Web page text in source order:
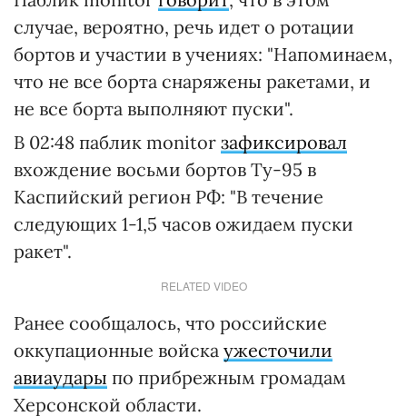
случае, вероятно, речь идет о ротации
бортов и участии в учениях: "Напоминаем,
что не все борта снаряжены ракетами, и
не все борта выполняют пуски".
В 02:48 паблик monitor зафиксировал
вхождение восьми бортов Ту-95 в
Каспийский регион РФ: "В течение
следующих 1-1,5 часов ожидаем пуски
ракет".
RELATED VIDEO
Ранее сообщалось, что российские
оккупационные войска ужесточили
авиаудары по прибрежным громадам
Херсонской области.